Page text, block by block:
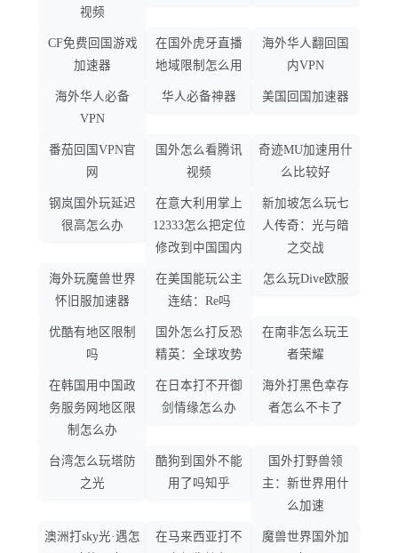
视频
CF免费回国游戏
加速器
在国外虎牙直播
地域限制怎么用
海外华人翻回国
内VPN
海外华人必备
VPN
华人必备神器 美国回国加速器
番茄回国VPN官
网
国外怎么看腾讯
视频
奇迹MU加速用什
么比较好
钢岚国外玩延迟
很高怎么办
在意大利用掌上
12333怎么把定位
修改到中国国内
新加坡怎么玩七
人传奇：光与暗
之交战
海外玩魔兽世界
怀旧服加速器
在美国能玩公主
连结：Re吗
怎么玩Dive欧服
优酷有地区限制
吗
国外怎么打反恐
精英：全球攻势
在南非怎么玩王
者荣耀
在韩国用中国政
务服务网地区限
制怎么办
在日本打不开御
剑情缘怎么办
海外打黑色幸存
者怎么不卡了
台湾怎么玩塔防
之光
酷狗到国外不能
用了吗知乎
国外打野兽领
主：新世界用什
么加速
澳洲打sky光·遇怎
在马来西亚打不
魔兽世界国外加